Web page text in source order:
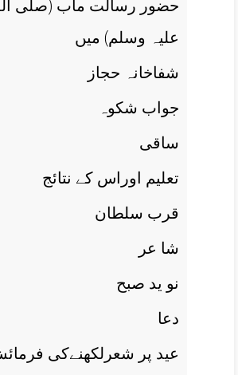
حضور رسالت مآب (صلی
علیہ وسلم) ميں
شفاخانہ حجاز
جواب شکوہ
ساقی
تعليم اوراس کے نتائج
قرب سلطان
شا عر
نو يد صبح
دعا
عيد پر شعرلکھنےکی